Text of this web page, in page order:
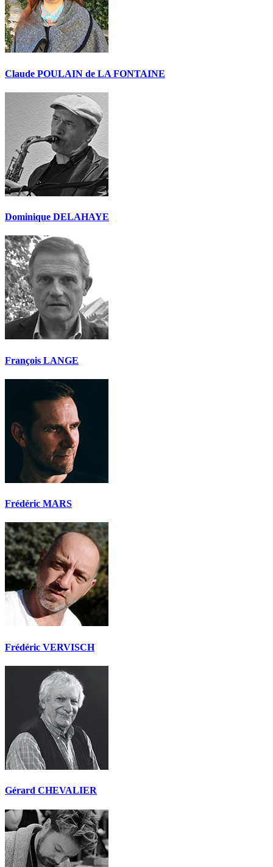
Claude POULAIN de LA FONTAINE
Dominique DELAHAYE
François LANGE
Frédéric MARS
Frédéric VERVISCH
Gérard CHEVALIER